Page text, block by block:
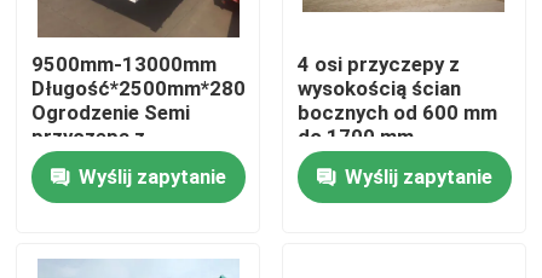
Dom
9500mm-13000mm
Długość*2500mm*2800mm
Ogrodzenie Semi
przyczepa z
mechanicznym
zawieszeniem
Wyślij zapytanie
4 osi przyczepy z
wysokością ścian
bocznych od 600 mm
do 1700 mm
Wyślij zapytanie